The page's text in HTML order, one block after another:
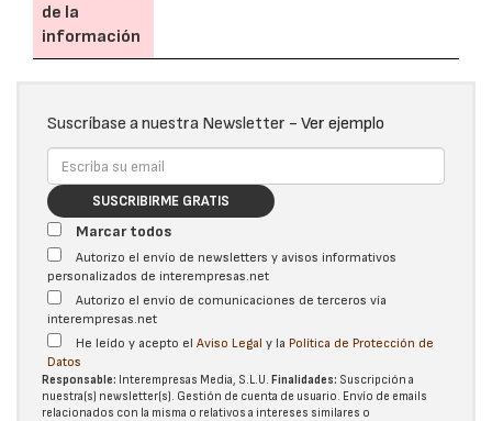
de la
información
Suscríbase a nuestra Newsletter - Ver ejemplo
SUSCRIBIRME GRATIS
Marcar todos
Autorizo el envío de newsletters y avisos informativos
personalizados de interempresas.net
Autorizo el envío de comunicaciones de terceros vía
interempresas.net
He leído y acepto el Aviso Legal y la Política de Protección de
Datos
Responsable: Interempresas Media, S.L.U. Finalidades: Suscripción a
nuestra(s) newsletter(s). Gestión de cuenta de usuario. Envío de emails
relacionados con la misma o relativos a intereses similares o